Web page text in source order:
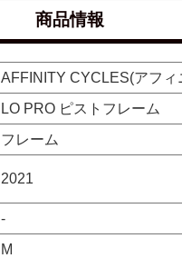
商品情報
AFFINITY CYCLES(アフィ
LO PRO ピストフレーム
フレーム
2021
-
M